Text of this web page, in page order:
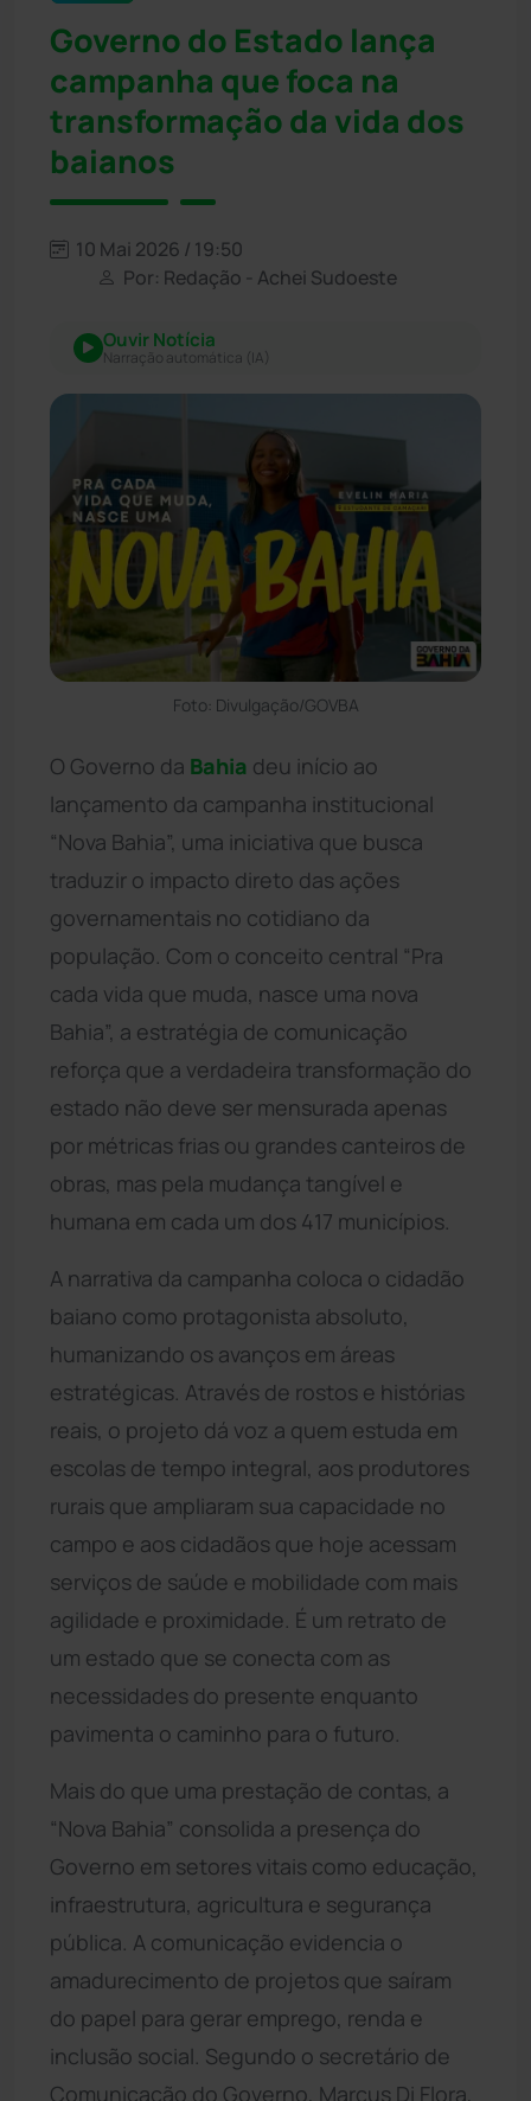
Governo do Estado lança
campanha que foca na
transformação da vida dos
baianos
10 Mai 2026 / 19:50
Por: Redação - Achei Sudoeste
Ouvir Notícia
Narração automática (IA)
Foto: Divulgação/GOVBA
O Governo da Bahia deu início ao
lançamento da campanha institucional
“Nova Bahia”, uma iniciativa que busca
traduzir o impacto direto das ações
governamentais no cotidiano da
população. Com o conceito central “Pra
cada vida que muda, nasce uma nova
Bahia”, a estratégia de comunicação
reforça que a verdadeira transformação do
estado não deve ser mensurada apenas
por métricas frias ou grandes canteiros de
obras, mas pela mudança tangível e
humana em cada um dos 417 municípios.
A narrativa da campanha coloca o cidadão
baiano como protagonista absoluto,
humanizando os avanços em áreas
estratégicas. Através de rostos e histórias
reais, o projeto dá voz a quem estuda em
escolas de tempo integral, aos produtores
rurais que ampliaram sua capacidade no
campo e aos cidadãos que hoje acessam
serviços de saúde e mobilidade com mais
agilidade e proximidade. É um retrato de
um estado que se conecta com as
necessidades do presente enquanto
pavimenta o caminho para o futuro.
Mais do que uma prestação de contas, a
“Nova Bahia” consolida a presença do
Governo em setores vitais como educação,
infraestrutura, agricultura e segurança
pública. A comunicação evidencia o
amadurecimento de projetos que saíram
do papel para gerar emprego, renda e
inclusão social. Segundo o secretário de
Comunicação do Governo, Marcus Di Flora,